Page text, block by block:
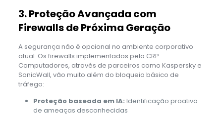
3. Proteção Avançada com
Firewalls de Próxima Geração
A segurança não é opcional no ambiente corporativo
atual. Os firewalls implementados pela CRP
Computadores, através de parceiros como Kaspersky e
SonicWall, vão muito além do bloqueio básico de
tráfego:
Proteção baseada em IA: Identificação proativa
de ameaças desconhecidas